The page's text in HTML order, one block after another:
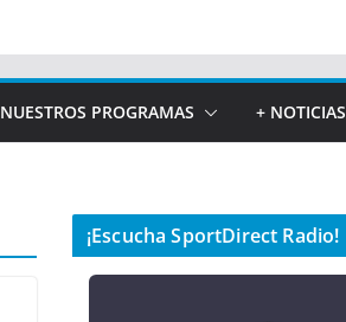
NUESTROS PROGRAMAS + NOTICIAS
¡Escucha SportDirect Radio!